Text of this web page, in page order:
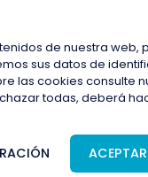
de nuestra web,
sus datos de
las cookies consulte
todas, deberá